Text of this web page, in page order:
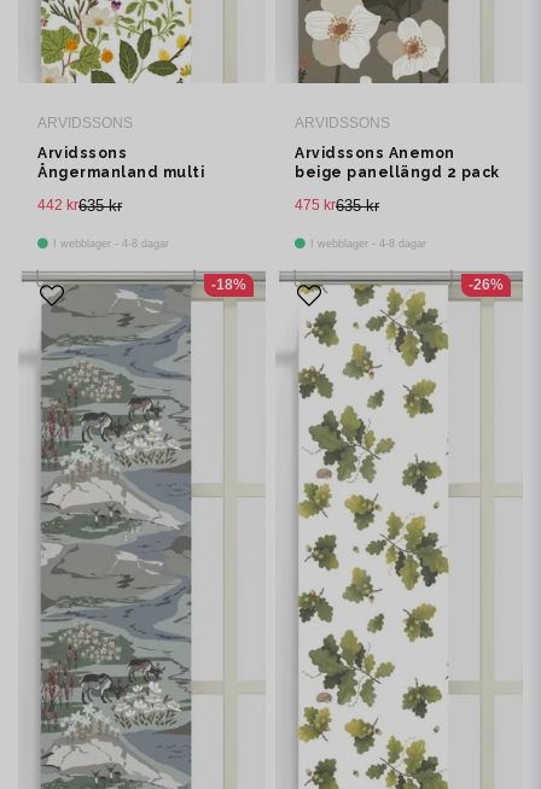
ARVIDSSONS
Arvidssons
Ångermanland multi
635 kr
442 kr
I webblager - 4-8 dagar
ARVIDSSONS
Arvidssons Anemon
beige panellängd 2 pack
635 kr
475 kr
I webblager - 4-8 dagar
-18% -26%